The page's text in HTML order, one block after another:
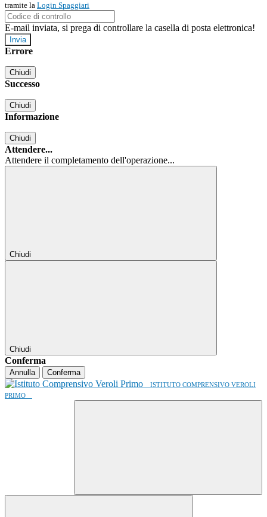
tramite la Login Spaggiari
E-mail inviata, si prega di controllare la casella di posta elettronica!
Errore
Chiudi
Successo
Chiudi
Informazione
Chiudi
Attendere...
Attendere il completamento dell'operazione...
Chiudi
Chiudi
Conferma
Annulla Conferma
ISTITUTO COMPRENSIVO VEROLI
PRIMO